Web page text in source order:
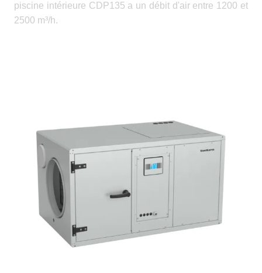
piscine intérieure CDP135 a un débit d'air entre 1200 et
2500 m³/h.